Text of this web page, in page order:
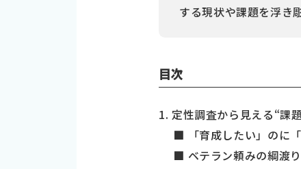
する現状や課題を浮き
目次
1. 定性調査から見える“課
■ 「育成したい」のに「
■ ベテラン頼みの綱渡り